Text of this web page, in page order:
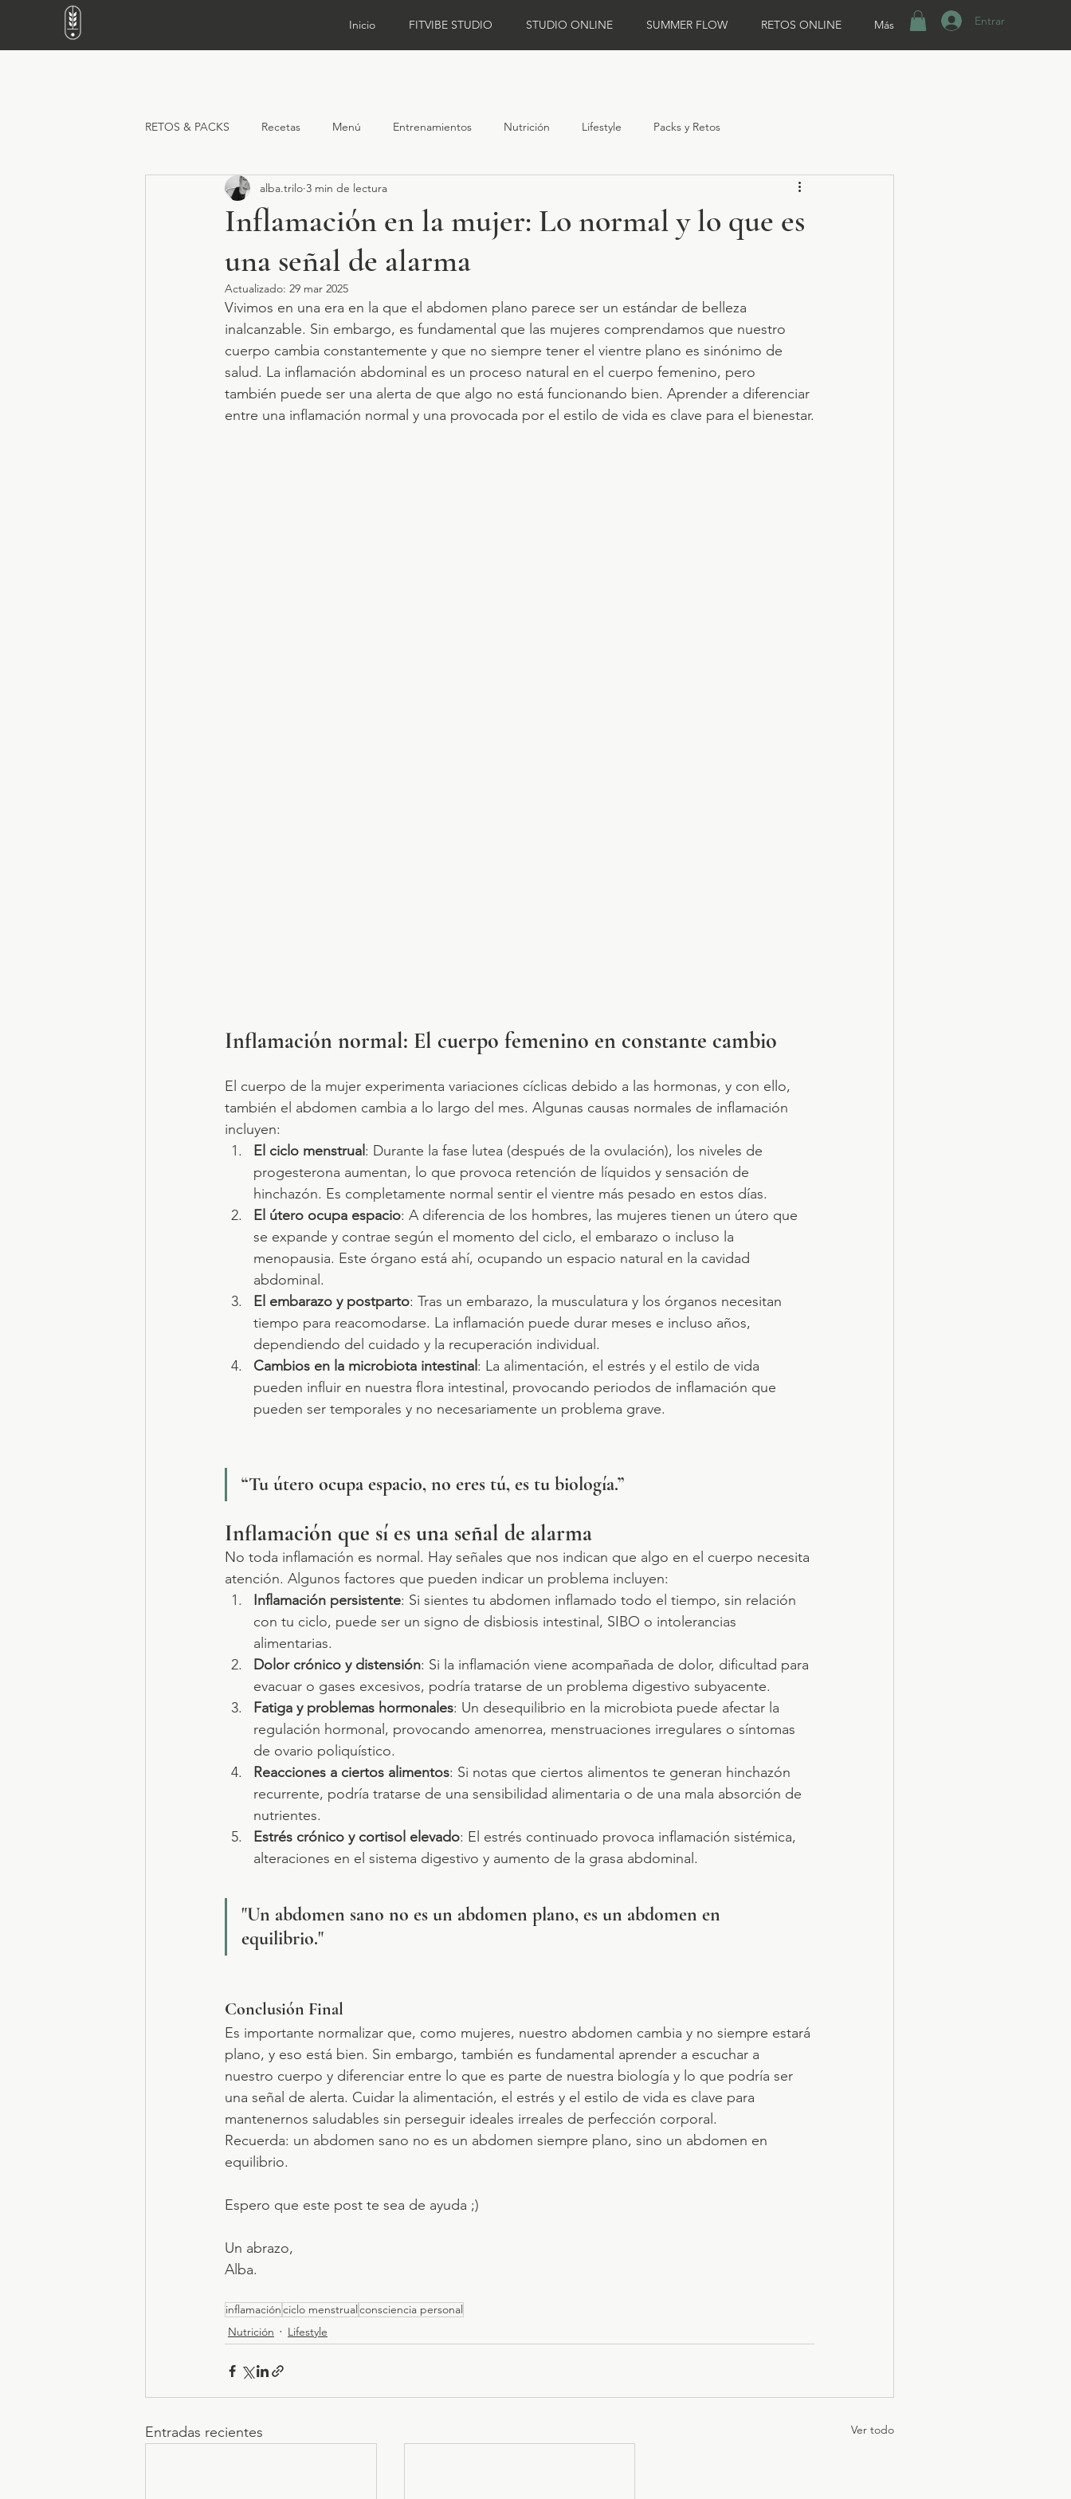
Inicio FITVIBE STUDIO STUDIO ONLINE SUMMER FLOW RETOS ONLINE Más Entrar
RETOS & PACKS Recetas Menú Entrenamientos Nutrición Lifestyle Packs y Retos
Inflamación en la mujer: Lo normal y lo que es
una señal de alarma
alba.trilo 3 min de lectura
Actualizado: 29 mar 2025
Vivimos en una era en la que el abdomen plano parece ser un estándar de belleza
inalcanzable. Sin embargo, es fundamental que las mujeres comprendamos que nuestro
cuerpo cambia constantemente y que no siempre tener el vientre plano es sinónimo de
salud. La inflamación abdominal es un proceso natural en el cuerpo femenino, pero
también puede ser una alerta de que algo no está funcionando bien. Aprender a diferenciar
entre una inflamación normal y una provocada por el estilo de vida es clave para el bienestar.
Inflamación normal: El cuerpo femenino en constante cambio
El cuerpo de la mujer experimenta variaciones cíclicas debido a las hormonas, y con ello,
también el abdomen cambia a lo largo del mes. Algunas causas normales de inflamación
incluyen:
El ciclo menstrual: Durante la fase lutea (después de la ovulación), los niveles de
progesterona aumentan, lo que provoca retención de líquidos y sensación de
hinchazón. Es completamente normal sentir el vientre más pesado en estos días.
El útero ocupa espacio: A diferencia de los hombres, las mujeres tienen un útero que
se expande y contrae según el momento del ciclo, el embarazo o incluso la
menopausia. Este órgano está ahí, ocupando un espacio natural en la cavidad
abdominal.
El embarazo y postparto: Tras un embarazo, la musculatura y los órganos necesitan
tiempo para reacomodarse. La inflamación puede durar meses e incluso años,
dependiendo del cuidado y la recuperación individual.
Cambios en la microbiota intestinal: La alimentación, el estrés y el estilo de vida
pueden influir en nuestra flora intestinal, provocando periodos de inflamación que
pueden ser temporales y no necesariamente un problema grave.
“Tu útero ocupa espacio, no eres tú, es tu biología.”
Inflamación que sí es una señal de alarma
No toda inflamación es normal. Hay señales que nos indican que algo en el cuerpo necesita
atención. Algunos factores que pueden indicar un problema incluyen:
Inflamación persistente: Si sientes tu abdomen inflamado todo el tiempo, sin relación
con tu ciclo, puede ser un signo de disbiosis intestinal, SIBO o intolerancias
alimentarias.
Dolor crónico y distensión: Si la inflamación viene acompañada de dolor, dificultad para
evacuar o gases excesivos, podría tratarse de un problema digestivo subyacente.
Fatiga y problemas hormonales: Un desequilibrio en la microbiota puede afectar la
regulación hormonal, provocando amenorrea, menstruaciones irregulares o síntomas
de ovario poliquístico.
Reacciones a ciertos alimentos: Si notas que ciertos alimentos te generan hinchazón
recurrente, podría tratarse de una sensibilidad alimentaria o de una mala absorción de
nutrientes.
Estrés crónico y cortisol elevado: El estrés continuado provoca inflamación sistémica,
alteraciones en el sistema digestivo y aumento de la grasa abdominal.
"Un abdomen sano no es un abdomen plano, es un abdomen en
equilibrio."
Conclusión Final
Es importante normalizar que, como mujeres, nuestro abdomen cambia y no siempre estará
plano, y eso está bien. Sin embargo, también es fundamental aprender a escuchar a
nuestro cuerpo y diferenciar entre lo que es parte de nuestra biología y lo que podría ser
una señal de alerta. Cuidar la alimentación, el estrés y el estilo de vida es clave para
mantenernos saludables sin perseguir ideales irreales de perfección corporal.
Recuerda: un abdomen sano no es un abdomen siempre plano, sino un abdomen en
equilibrio.
Espero que este post te sea de ayuda ;)
Un abrazo,
Alba.
inflamaciónciclo menstrual consciencia personal
Nutrición
Lifestyle
Entradas recientes Ver todo